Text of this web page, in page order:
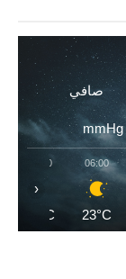
صافي
mmHg
06:00
23°C
07:00
23°C
‹